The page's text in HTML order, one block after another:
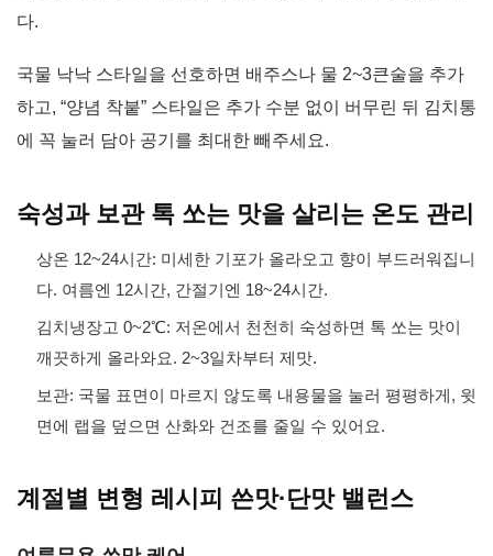
다.
국물 낙낙 스타일을 선호하면 배주스나 물 2~3큰술을 추가
하고, “양념 착붙” 스타일은 추가 수분 없이 버무린 뒤 김치통
에 꼭 눌러 담아 공기를 최대한 빼주세요.
숙성과 보관 톡 쏘는 맛을 살리는 온도 관리
상온 12~24시간: 미세한 기포가 올라오고 향이 부드러워집니
다. 여름엔 12시간, 간절기엔 18~24시간.
김치냉장고 0~2℃: 저온에서 천천히 숙성하면 톡 쏘는 맛이
깨끗하게 올라와요. 2~3일차부터 제맛.
보관: 국물 표면이 마르지 않도록 내용물을 눌러 평평하게, 윗
면에 랩을 덮으면 산화와 건조를 줄일 수 있어요.
계절별 변형 레시피 쓴맛·단맛 밸런스